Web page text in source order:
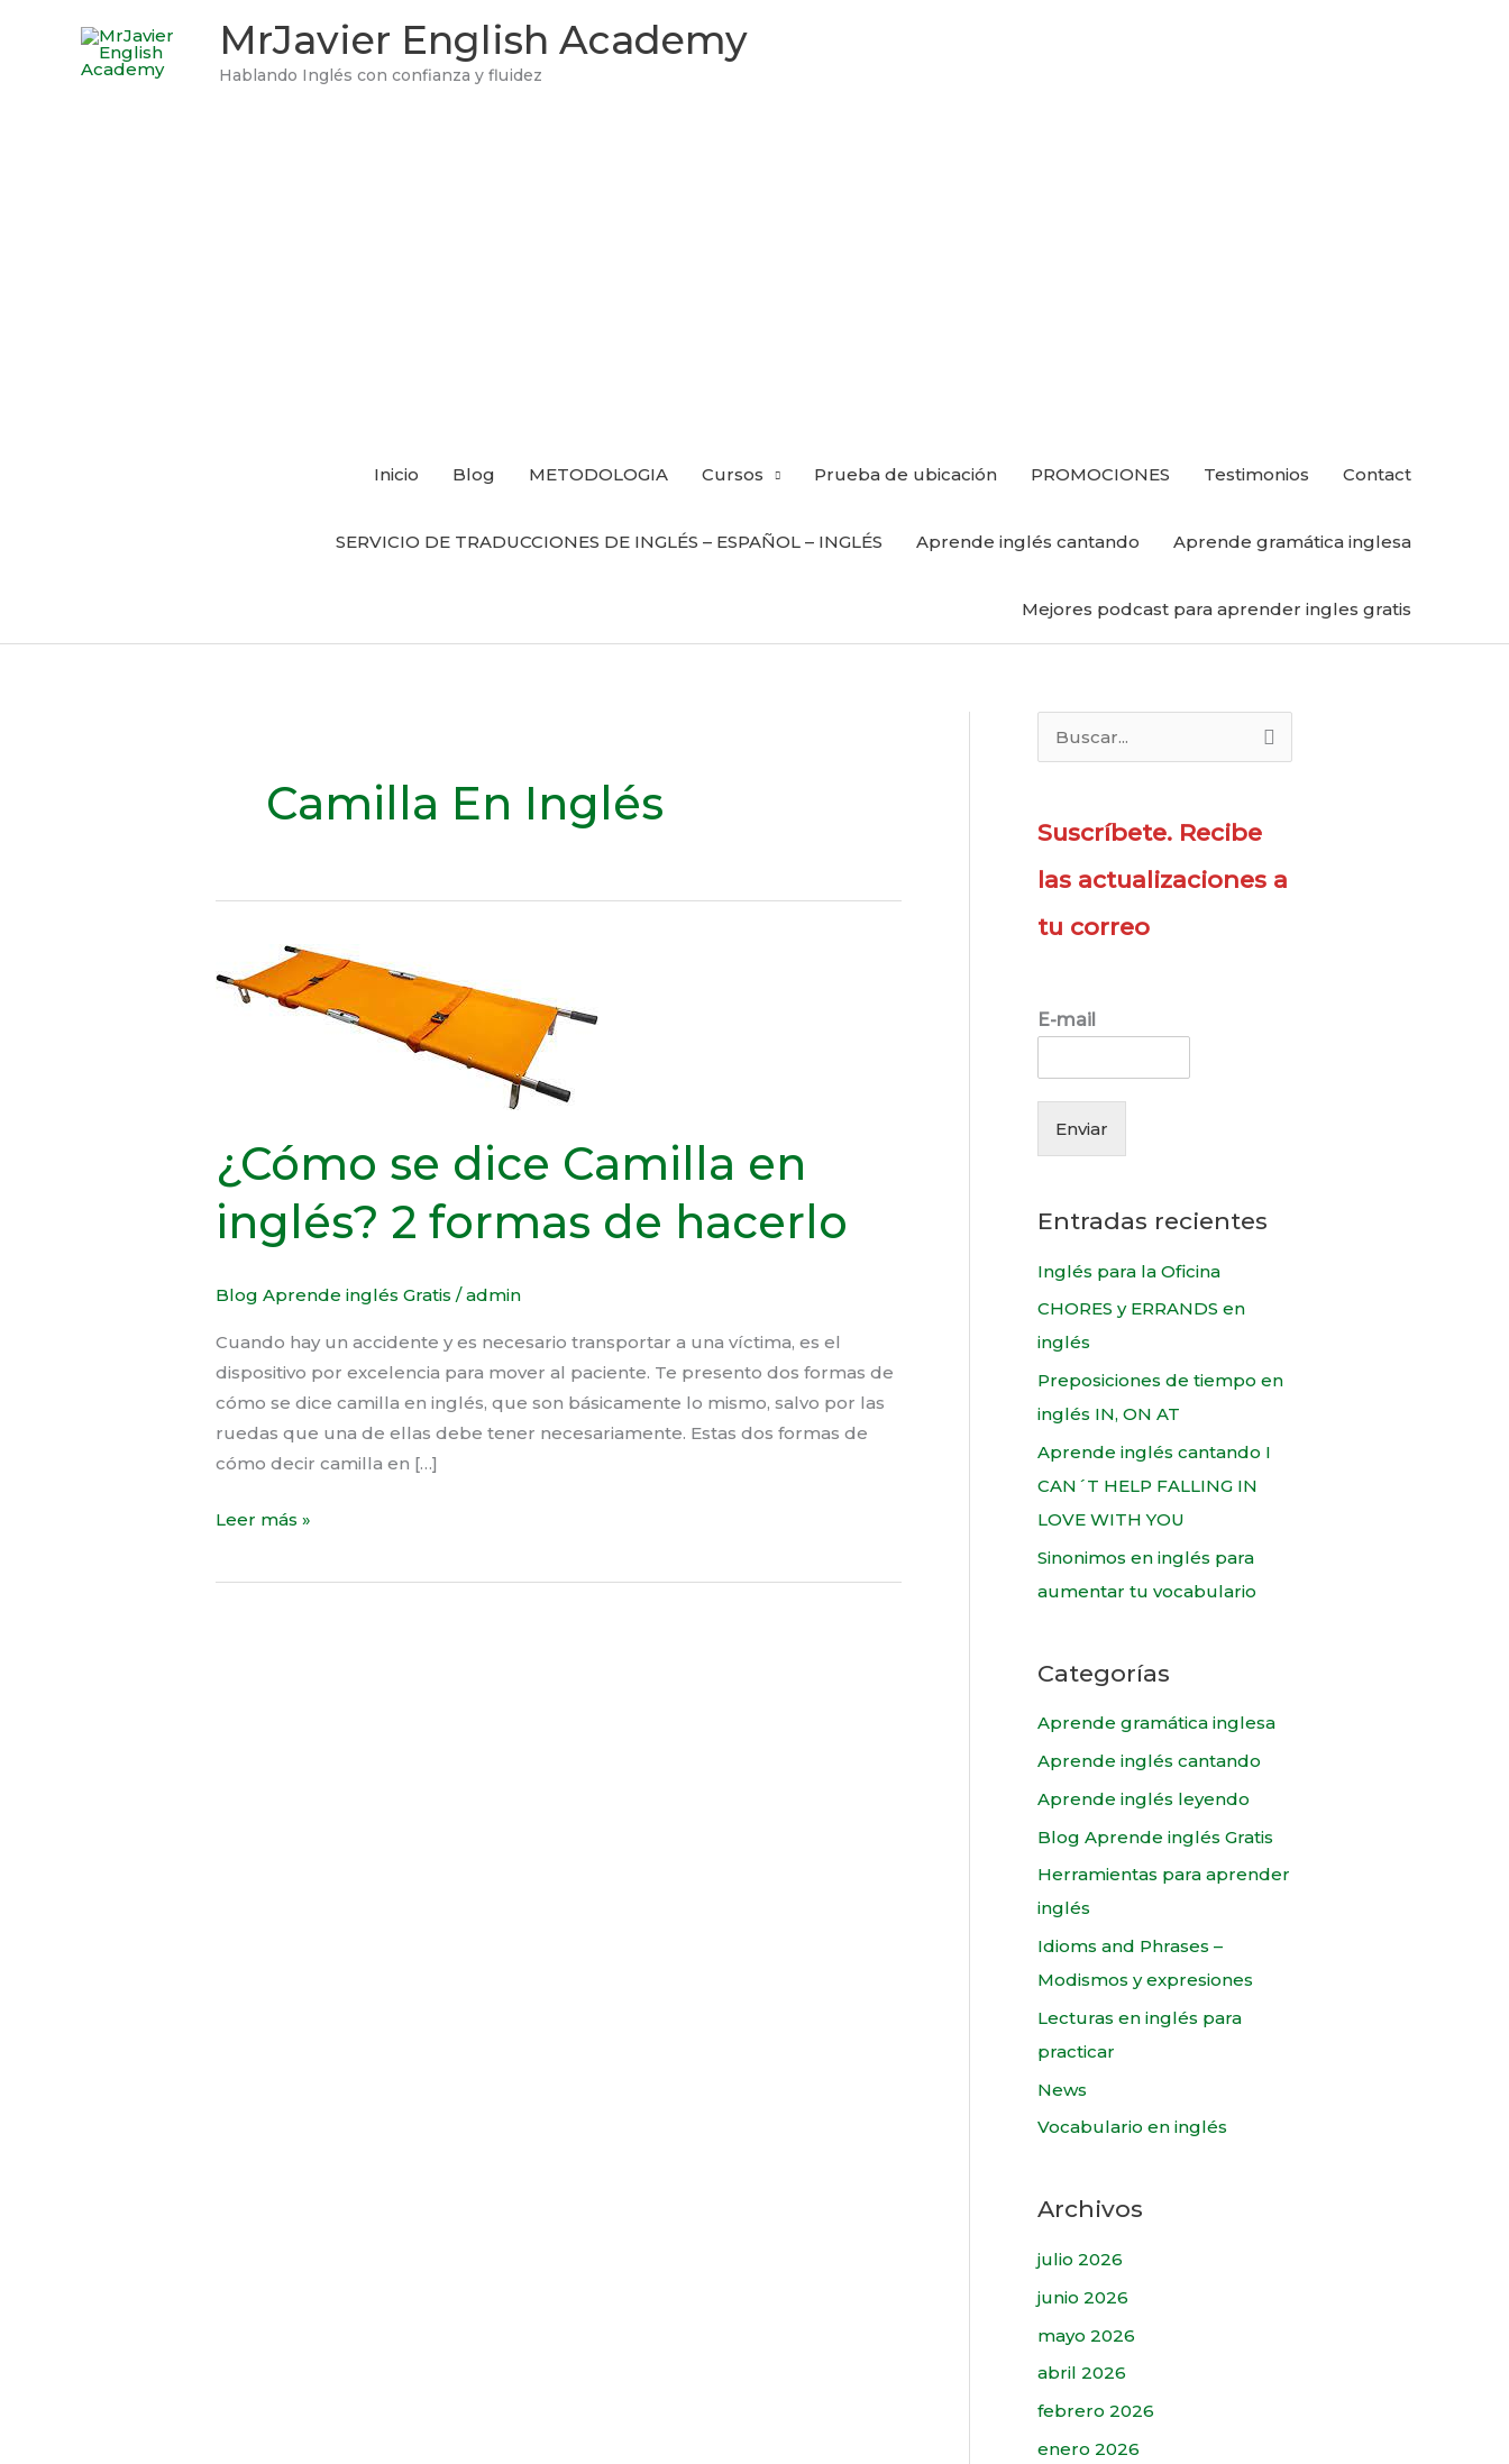
contenido
MrJavier English Academy
Hablando Inglés con confianza y fluidez
Inicio Blog METODOLOGIA Cursos Prueba de ubicación PROMOCIONES Testimonios Contact
SERVICIO DE TRADUCCIONES DE INGLÉS – ESPAÑOL – INGLÉS Aprende inglés cantando Aprende gramática inglesa
Mejores podcast para aprender ingles gratis
Camilla En Inglés
¿Cómo se dice Camilla en
inglés? 2 formas de hacerlo
Blog Aprende inglés Gratis /admin
Cuando hay un accidente y es necesario transportar a una víctima, es el
dispositivo por excelencia para mover al paciente. Te presento dos formas de
cómo se dice camilla en inglés, que son básicamente lo mismo, salvo por las
ruedas que una de ellas debe tener necesariamente. Estas dos formas de
cómo decir camilla en […]
¿Cómo
se
formas
de
hacerlo
Leer más »
c
a
r
:
Suscríbete. Recibe
las actualizaciones a
tu correo
E-mail
Enviar
Entradas recientes
Inglés para la Oficina
CHORES y ERRANDS en
inglés
Preposiciones de tiempo en
inglés IN, ON AT
Aprende inglés cantando I
CAN´T HELP FALLING IN
LOVE WITH YOU
Sinonimos en inglés para
aumentar tu vocabulario
Categorías
Aprende gramática inglesa
Aprende inglés cantando
Aprende inglés leyendo
Blog Aprende inglés Gratis
Herramientas para aprender
inglés
Idioms and Phrases –
Modismos y expresiones
Lecturas en inglés para
practicar
News
Vocabulario en inglés
Archivos
julio 2026
junio 2026
mayo 2026
abril 2026
febrero 2026
enero 2026